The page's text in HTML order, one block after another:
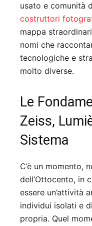
usato e comunità
costruttori
mappa
nomi che
tecnologiche e
molto diverse.
Le
Zeiss,
Sistema
C’è un momento,
dell’Ottocento, in
essere un’attività
individui isolati e
propria. Quel